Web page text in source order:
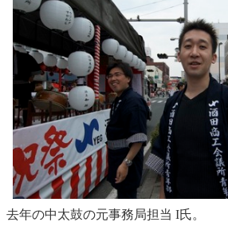
去年の中太鼓の元事務局担当 I氏。